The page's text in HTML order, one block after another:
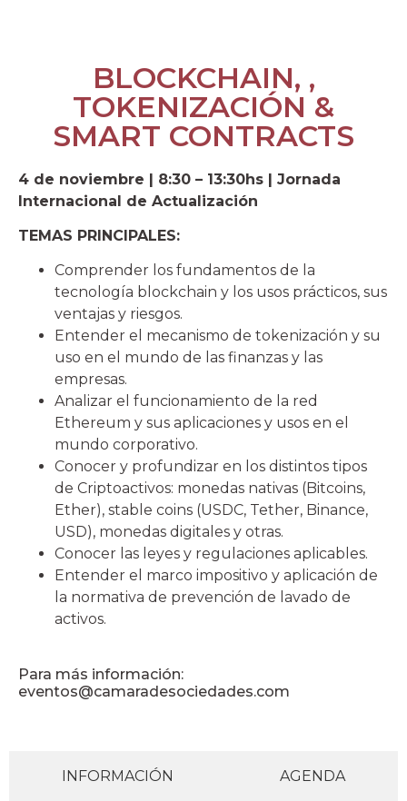
BLOCKCHAIN, ,
TOKENIZACIÓN &
SMART CONTRACTS
4 de noviembre | 8:30 – 13:30hs | Jornada
Internacional de Actualización
TEMAS PRINCIPALES:
Comprender los fundamentos de la
tecnología blockchain y los usos prácticos, sus
ventajas y riesgos.
Entender el mecanismo de tokenización y su
uso en el mundo de las finanzas y las
empresas.
Analizar el funcionamiento de la red
Ethereum y sus aplicaciones y usos en el
mundo corporativo.
Conocer y profundizar en los distintos tipos
de Criptoactivos: monedas nativas (Bitcoins,
Ether), stable coins (USDC, Tether, Binance,
USD), monedas digitales y otras.
Conocer las leyes y regulaciones aplicables.
Entender el marco impositivo y aplicación de
la normativa de prevención de lavado de
activos.
Para más información:
eventos@camaradesociedades.com
INFORMACIÓN AGENDA